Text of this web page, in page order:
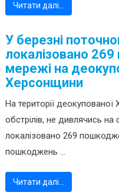
Читати далі…
У березні
локалізовано
мережі на
Херсонщини
На території деокупованої
обстрілів, не дивлячись на
локалізовано 269
пошкоджень ...
Читати далі…